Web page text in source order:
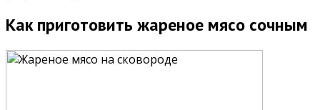
Как приготовить жареное мясо сочным